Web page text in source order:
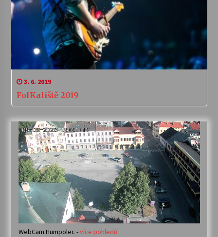
3. 6. 2019
FolKaliště 2019
WebCam Humpolec -více pohledů